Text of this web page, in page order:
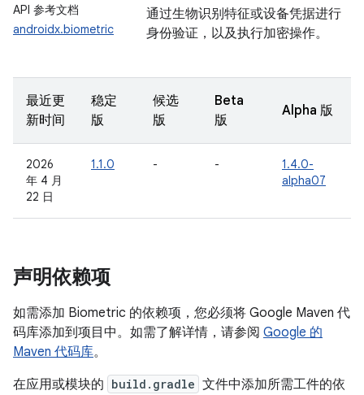
API 参考文档
androidx.biometric
通过生物识别特征或设备凭据进行
身份验证，以及执行加密操作。
最近更
新时间
稳定
版
候选
版
Beta
版
Alpha 版
2026
年 4 月
22 日
1.1.0 - -
1.4.0-
alpha07
声明依赖项
如需添加 Biometric 的依赖项，您必须将 Google Maven 代
码库添加到项目中。如需了解详情，请参阅 Google 的
Maven 代码库。
在应用或模块的 build.gradle 文件中添加所需工件的依